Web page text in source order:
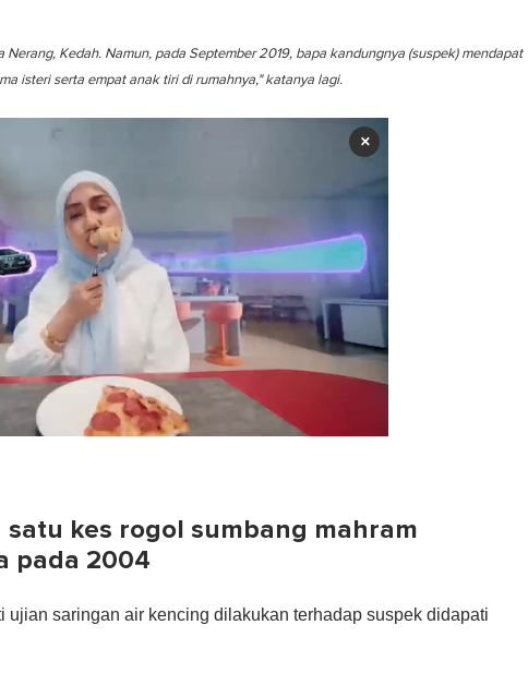
Kedah. Namun, pada September 2019, bapa kandungnya (suspek) mendapat
isteri serta empat anak tiri di rumahnya," katanya lagi.
×
kes rogol sumbang mahram
pada 2004
ujian saringan air kencing dilakukan terhadap suspek didapati